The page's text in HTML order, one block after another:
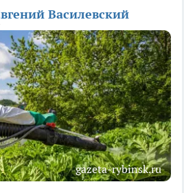
Василевский
gazeta-rybinsk.ru